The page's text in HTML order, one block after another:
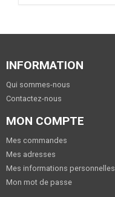
INFORMATION
Qui sommes-nous
Contactez-nous
MON COMPTE
Mes commandes
Mes adresses
Mes informations personnelles
Mon mot de passe